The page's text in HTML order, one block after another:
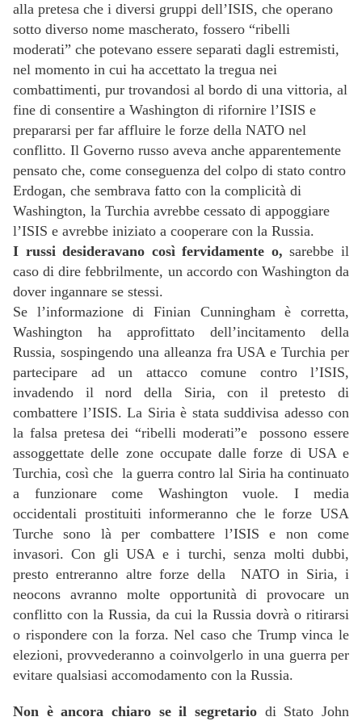
alla pretesa che i diversi gruppi dell’ISIS, che operano
sotto diverso nome mascherato, fossero “ribelli
moderati” che potevano essere separati dagli estremisti,
nel momento in cui ha accettato la tregua nei
combattimenti, pur trovandosi al bordo di una vittoria, al
fine di consentire a Washington di rifornire l’ISIS e
prepararsi per far affluire le forze della NATO nel
conflitto. Il Governo russo aveva anche apparentemente
pensato che, come conseguenza del colpo di stato contro
Erdogan, che sembrava fatto con la complicità di
Washington, la Turchia avrebbe cessato di appoggiare
l’ISIS e avrebbe iniziato a cooperare con la Russia.
I russi desideravano così fervidamente o, sarebbe il
caso di dire febbrilmente, un accordo con Washington da
dover ingannare se stessi.
Se l’informazione di Finian Cunningham è corretta,
Washington ha approfittato dell’incitamento della
Russia, sospingendo una alleanza fra USA e Turchia per
partecipare ad un attacco comune contro l’ISIS,
invadendo il nord della Siria, con il pretesto di
combattere l’ISIS. La Siria è stata suddivisa adesso con
la falsa pretesa dei “ribelli moderati”e possono essere
assoggettate delle zone occupate dalle forze di USA e
Turchia, così che la guerra contro lal Siria ha continuato
a funzionare come Washington vuole. I media
occidentali prostituiti informeranno che le forze USA
Turche sono là per combattere l’ISIS e non come
invasori. Con gli USA e i turchi, senza molti dubbi,
presto entreranno altre forze della NATO in Siria, i
neocons avranno molte opportunità di provocare un
conflitto con la Russia, da cui la Russia dovrà o ritirarsi
o rispondere con la forza. Nel caso che Trump vinca le
elezioni, provvederanno a coinvolgerlo in una guerra per
evitare qualsiasi accomodamento con la Russia.
Non è ancora chiaro se il segretario di Stato John